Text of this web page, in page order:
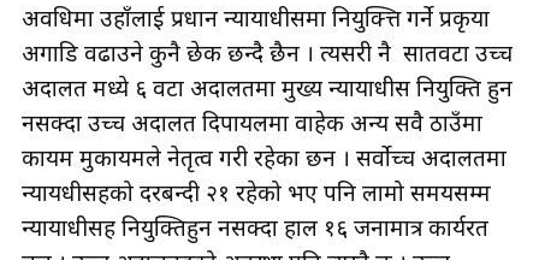
अवधिमा उहाँलाई प्रधान न्यायाधीसमा नियुक्त्ति गर्ने प्रकृया
अगाडि वढाउने कुनै छेक छन्दै छैन । त्यसरी नै सातवटा उच्च
अदालत मध्ये ६ वटा अदालतमा मुख्य न्यायाधीस नियुक्ति हुन
नसक्दा उच्च अदालत दिपायलमा वाहेक अन्य सवै ठाउँमा
कायम मुकायमले नेतृत्व गरी रहेका छन । सर्वोच्च अदालतमा
न्यायधीसहरुको दरबन्दी २१ रहेको भए पनि लामो समयसम्म
न्यायाधीसहरु नियुक्तिहुन नसक्दा हाल १६ जनामात्र कार्यरत